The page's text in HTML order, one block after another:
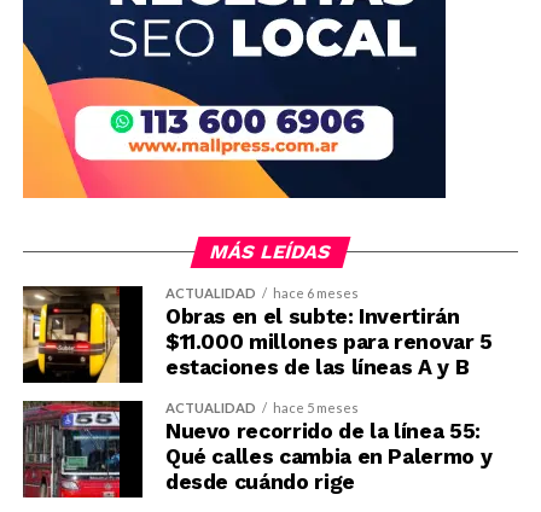
MÁS LEÍDAS
ACTUALIDAD hace 6 meses
Obras en el subte: Invertirán
$11.000 millones para renovar 5
estaciones de las líneas A y B
ACTUALIDAD hace 5 meses
Nuevo recorrido de la línea 55:
Qué calles cambia en Palermo y
desde cuándo rige